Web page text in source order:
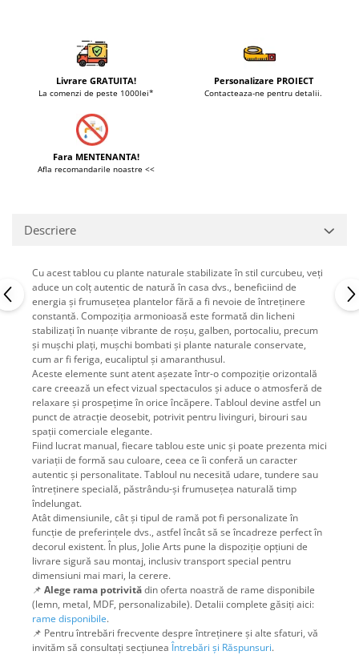
Livrare GRATUITA!
La comenzi de peste 1000lei*
Personalizare PROIECT
Contacteaza-ne pentru detalii.
Fara MENTENANTA!
Afla recomandarile noastre <<
Descriere
Cu acest tablou cu plante naturale stabilizate în stil curcubeu, veți
aduce un colț autentic de natură în casa dvs., beneficiind de
energia și frumusețea plantelor fără a fi nevoie de întreținere
constantă. Compoziția armonioasă este formată din licheni
stabilizați în nuanțe vibrante de roșu, galben, portocaliu, precum
și mușchi plați, mușchi bombati și plante naturale conservate,
cum ar fi feriga, eucaliptul și amaranthusul.
Aceste elemente sunt atent așezate într-o compoziție orizontală
care creează un efect vizual spectaculos și aduce o atmosferă de
relaxare și prospețime în orice încăpere. Tabloul devine astfel un
punct de atracție deosebit, potrivit pentru livinguri, birouri sau
spații comerciale elegante.
Fiind lucrat manual, fiecare tablou este unic și poate prezenta mici
variații de formă sau culoare, ceea ce îi conferă un caracter
autentic și personalitate. Tabloul nu necesită udare, tundere sau
întreținere specială, păstrându-și frumusețea naturală timp
îndelungat.
Atât dimensiunile, cât și tipul de ramă pot fi personalizate în
funcție de preferințele dvs., astfel încât să se încadreze perfect în
decorul existent. În plus, Jolie Arts pune la dispoziție opțiuni de
livrare sigură sau montaj, inclusiv transport special pentru
dimensiuni mai mari, la cerere.
📌 Alege rama potrivitădin oferta noastră de rame disponibile
(lemn, metal, MDF, personalizabile). Detalii complete găsiți aici:
rame disponibile.
📌 Pentru întrebări frecvente despre întreținere și alte sfaturi, vă
invităm să consultați secțiunea Întrebări și Răspunsuri.